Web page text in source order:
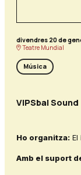
divendres 20 de
Teatre Mundial
Música
VIPSbal Sound
Ho organitza: El
Amb el suport